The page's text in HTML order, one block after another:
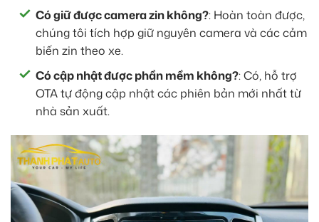
Có giữ được camera zin không?: Hoàn toàn được,
chúng tôi tích hợp giữ nguyên camera và các cảm
biến zin theo xe.
Có cập nhật được phần mềm không?: Có, hỗ trợ
OTA tự động cập nhật các phiên bản mới nhất từ
nhà sản xuất.